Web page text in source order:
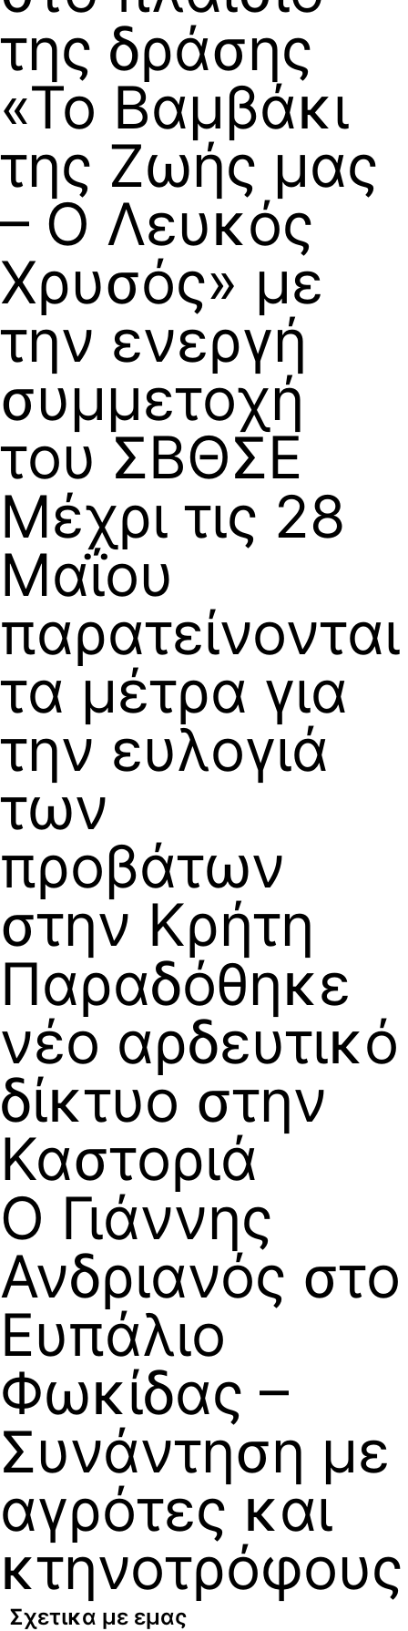
της δράσης
«Το Βαμβάκι
της Ζωής μας
– Ο Λευκός
Χρυσός» με
την ενεργή
συμμετοχή
του ΣΒΘΣΕ
Μέχρι τις 28
Μαΐου
παρατείνονται
τα μέτρα για
την ευλογιά
των
προβάτων
στην Κρήτη
Παραδόθηκε
νέο αρδευτικό
δίκτυο στην
Καστοριά
Ο Γιάννης
Ανδριανός στο
Ευπάλιο
Φωκίδας –
Συνάντηση με
αγρότες και
κτηνοτρόφους
Σχετικα με εμας